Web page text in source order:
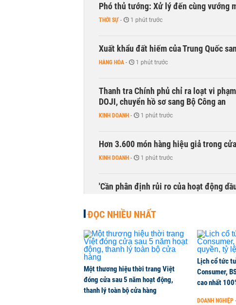
Phó thủ tướng: Xử lý đến cùng vướng
THỜI SỰ - 1 phút trước
Xuất khẩu đất hiếm của Trung Quốc
HÀNG HÓA - 1 phút trước
Thanh tra Chính phủ chỉ ra loạt vi
DOJI, chuyển hồ sơ sang Bộ Công an
KINH DOANH - 1 phút trước
Hơn 3.600 món hàng hiệu giả trong
KINH DOANH - 1 phút trước
'Cần phân định rủi ro của hoạt động
ĐỌC NHIỀU NHẤT
Một thương hiệu thời trang Việt
đóng cửa sau 5 năm hoạt động,
thanh lý toàn bộ cửa hàng
Lịch cổ tức
Consumer,
cao nhất
DOANH NGHIỆP -